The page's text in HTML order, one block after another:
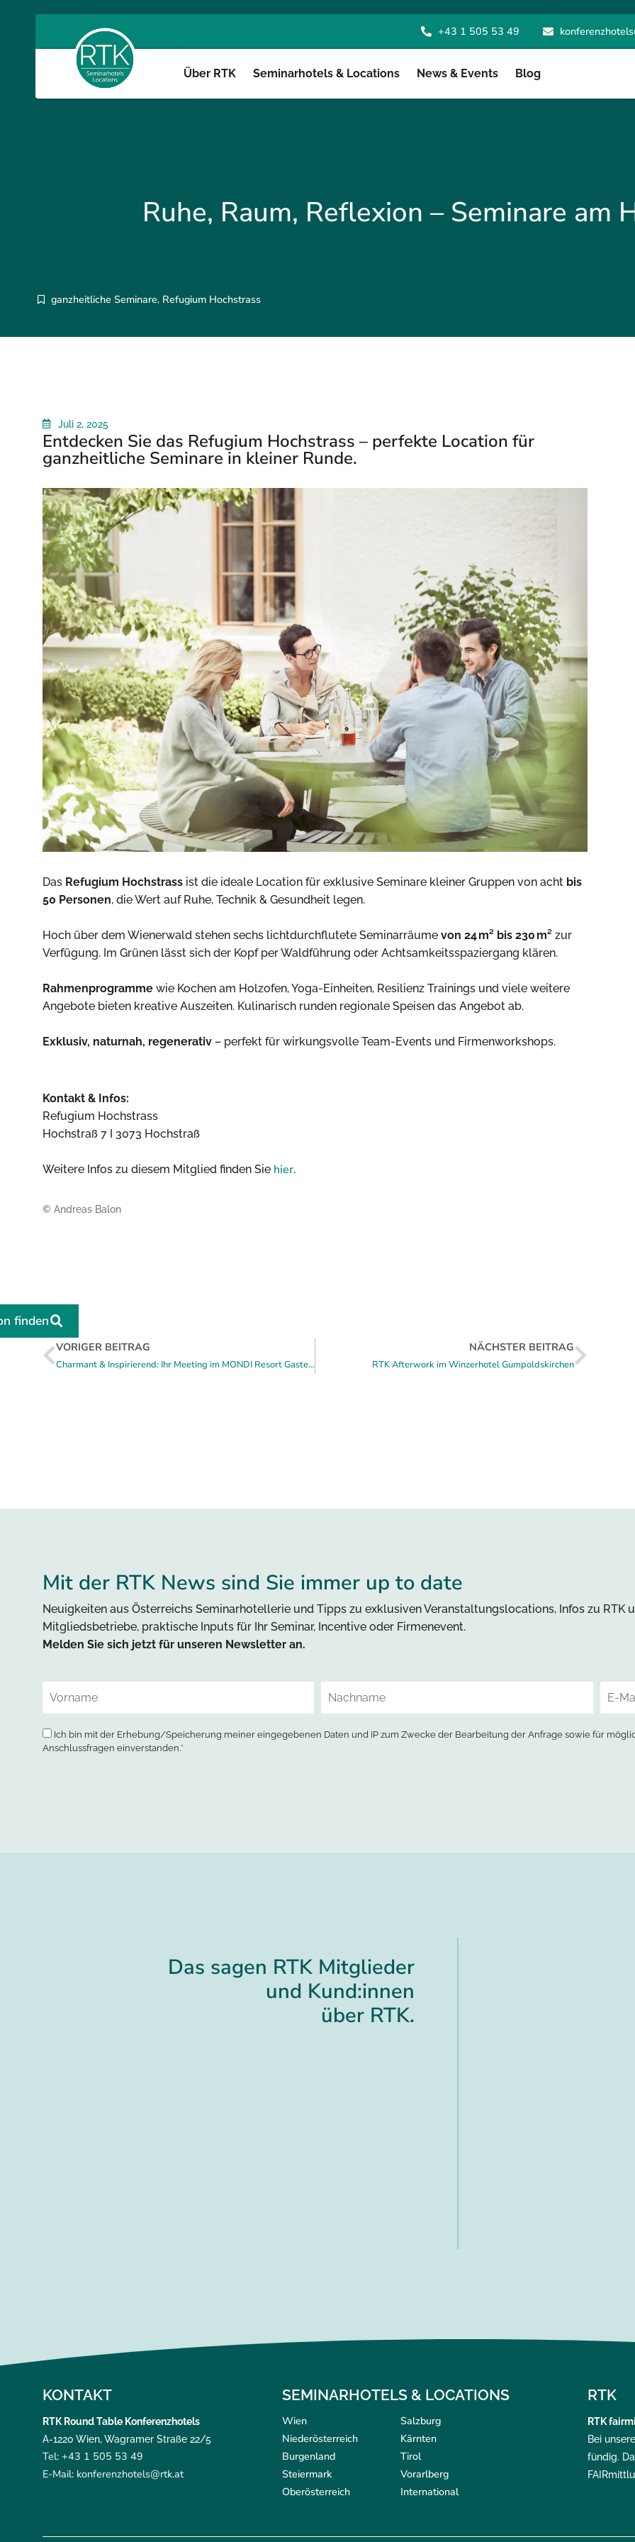
+43 1 505 53 49
Über RTK Seminarhotels & Locations News & Events Blog
finden
Ruhe, Raum, Reflexion – Seminare am
ganzheitliche Seminare, Refugium Hochstrass
Juli 2, 2025
Entdecken Sie das Refugium Hochstrass – perfekte Location für
ganzheitliche Seminare in kleiner Runde.
Das Refugium Hochstrass ist die ideale Location für exklusive Seminare kleiner Gruppen von acht bis
50 Personen, die Wert auf Ruhe, Technik & Gesundheit legen.
Hoch über dem Wienerwald stehen sechs lichtdurchflutete Seminarräume von 24 m² bis 230 m² zur
Verfügung. Im Grünen lässt sich der Kopf per Waldführung oder Achtsamkeitsspaziergang klären.
Rahmenprogramme wie Kochen am Holzofen, Yoga-Einheiten, Resilienz Trainings und viele weitere
Angebote bieten kreative Auszeiten. Kulinarisch runden regionale Speisen das Angebot ab.
Exklusiv, naturnah, regenerativ – perfekt für wirkungsvolle Team-Events und Firmenworkshops.
Kontakt & Infos:
Refugium Hochstrass
Hochstraß 7 I 3073 Hochstraß
Weitere Infos zu diesem Mitglied finden Sie hier.
© Andreas Balon
VORIGER BEITRAG
Charmant & Inspirierend: Ihr Meeting im MONDI Resort Gastein
NÄCHSTER BEITRAG
RTK Afterwork im Winzerhotel Gumpoldskirchen
Mit der RTK News sind Sie immer up to date
Neuigkeiten aus Österreichs Seminarhotellerie und Tipps zu exklusiven Veranstaltungslocations, Infos zu RTK
Mitgliedsbetriebe, praktische Inputs für Ihr Seminar, Incentive oder Firmenevent.
Melden Sie sich jetzt für unseren Newsletter an.
Ich bin mit der Erhebung/Speicherung meiner eingegebenen Daten und IP zum Zwecke der Bearbeitung der Anfrage sowie für
Anschlussfragen einverstanden.*
Das sagen RTK Mitglieder
und Kund:innen
über RTK.
KONTAKT
RTK Round Table Konferenzhotels
A-1220 Wien, Wagramer Straße 22/5
Tel: +43 1 505 53 49
E-Mail: konferenzhotels@rtk.at
SEMINARHOTELS & LOCATIONS
Wien
Niederösterreich
Burgenland
Steiermark
Oberösterreich
Salzburg
Kärnten
Tirol
Vorarlberg
International
RTK
RTK
Bei
fündig.